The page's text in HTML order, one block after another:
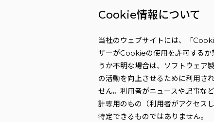
Cookie情報について
当社のウェブサイトには、「
ザーがCookieの使用を許可するか
うか不明な場合は、ソフトウェア
の活動を向上させるために利用さ
せん。利用者がニュースや記事な
計専用のもの（利用者がアクセス
特定できるものではありません。